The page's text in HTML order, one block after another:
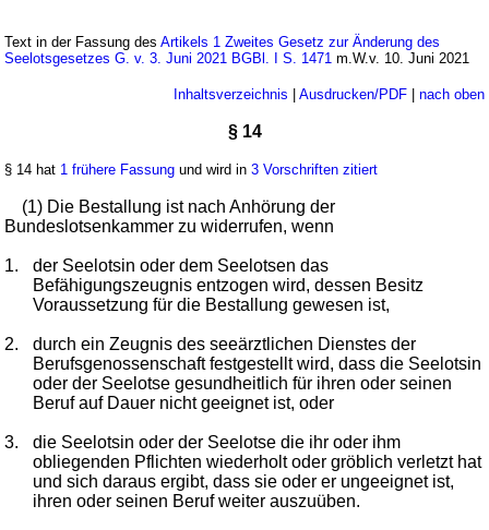
Text in der Fassung desArtikels 1 Zweites Gesetz zur Änderung des
Seelotsgesetzes G. v. 3. Juni 2021 BGBl. I S. 1471 m.W.v. 10. Juni 2021
Inhaltsverzeichnis Ausdrucken/PDF| nach oben
§ 14
§ 14 hat 1 frühere Fassung und wird in3 Vorschriften zitiert
(1) Die Bestallung ist nach Anhörung der
Bundeslotsenkammer zu widerrufen, wenn
1.
der Seelotsin oder dem Seelotsen das
Befähigungszeugnis entzogen wird, dessen Besitz
Voraussetzung für die Bestallung gewesen ist,
2.
durch ein Zeugnis des seeärztlichen Dienstes der
Berufsgenossenschaft festgestellt wird, dass die Seelotsin
oder der Seelotse gesundheitlich für ihren oder seinen
Beruf auf Dauer nicht geeignet ist, oder
3.
die Seelotsin oder der Seelotse die ihr oder ihm
obliegenden Pflichten wiederholt oder gröblich verletzt hat
und sich daraus ergibt, dass sie oder er ungeeignet ist,
ihren oder seinen Beruf weiter auszuüben.